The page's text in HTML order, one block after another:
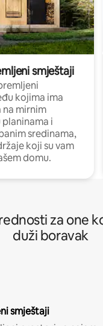
smještaji
kojima ima
na mirnim
i
sredinama,
koji su vam
domu.
za one
duži boravak
smještaji